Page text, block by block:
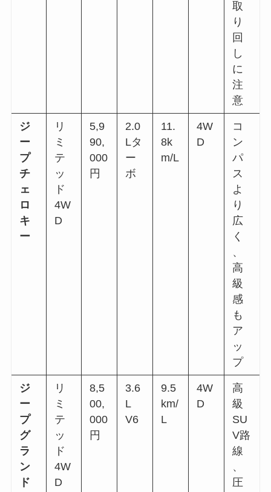
取
り
回
し
に
注
意
ジ
ー
プ
チ
ェ
ロ
キ
ー
リ
ミ
テ
ッ
ド
4W
D
5,9
90,
000
円
2.0
Lタ
ー
ボ
11.
8k
m/L
4W
D
コ
ン
パ
ス
よ
り
広
く
、
高
級
感
も
ア
ッ
プ
ジ
ー
プ
グ
ラ
ン
ド
リ
ミ
テ
ッ
ド
4W
D
8,5
00,
000
円
3.6
L
V6
9.5
km/
L
4W
D
高
級
SU
V路
線
、
圧